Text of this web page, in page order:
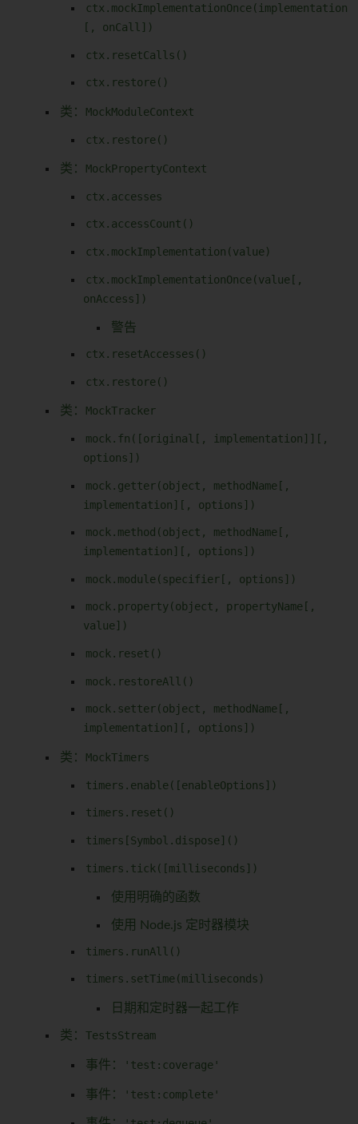
ctx.mockImplementationOnce(implementation
[, onCall])
ctx.resetCalls()
ctx.restore()
类： MockModuleContext
ctx.restore()
类： MockPropertyContext
ctx.accesses
ctx.accessCount()
ctx.mockImplementation(value)
ctx.mockImplementationOnce(value[,
onAccess])
警告
ctx.resetAccesses()
ctx.restore()
类： MockTracker
mock.fn([original[, implementation]][,
options])
mock.getter(object, methodName[,
implementation][, options])
mock.method(object, methodName[,
implementation][, options])
mock.module(specifier[, options])
mock.property(object, propertyName[,
value])
mock.reset()
mock.restoreAll()
mock.setter(object, methodName[,
implementation][, options])
类： MockTimers
timers.enable([enableOptions])
timers.reset()
timers[Symbol.dispose]()
timers.tick([milliseconds])
使用明确的函数
使用 Node.js 定时器模块
timers.runAll()
timers.setTime(milliseconds)
日期和定时器一起工作
类： TestsStream
事件： 'test:coverage'
事件： 'test:complete'